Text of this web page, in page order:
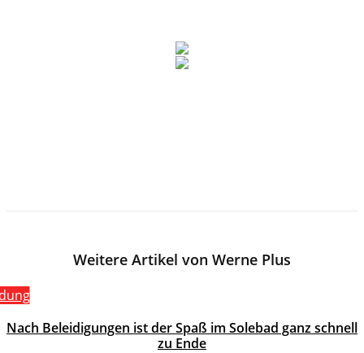
Weitere Artikel von Werne Plus
Nach Beleidigungen ist der Spaß im Solebad ganz schnell
zu Ende